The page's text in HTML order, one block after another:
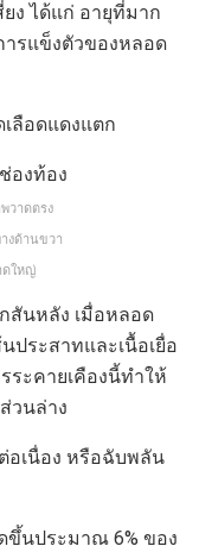
ง ได้แก่ อายุที่มาก
รแข็งตัวของหลอด
ลือดแดงแตก
วาดตรง
งด้านขวา
ดใหญ่
สันหลัง เมื่อหลอด
ประสาทและเนื้อเยื่อ
ระคายเคืองนี้ทำให้
วนล่าง
อเนื่อง หรือฉับพลัน
ขึ้นประมาณ 6% ของ